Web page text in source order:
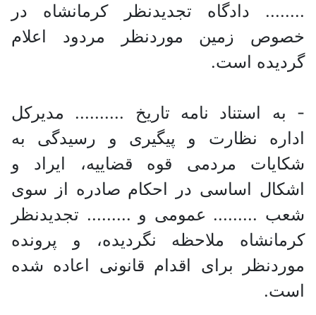
........ دادگاه تجدیدنظر کرمانشاه در
خصوص زمین موردنظر مردود اعلام
گردیده است.
- به استناد نامه تاریخ .......... مدیرکل
اداره نظارت و پیگیری و رسیدگی به
شکایات مردمی قوه قضاییه، ایراد و
اشکال اساسی در احکام صادره از سوی
شعب ......... عمومی و ......... تجدیدنظر
کرمانشاه ملاحظه نگردیده، و پرونده
موردنظر برای اقدام قانونی اعاده شده
است.